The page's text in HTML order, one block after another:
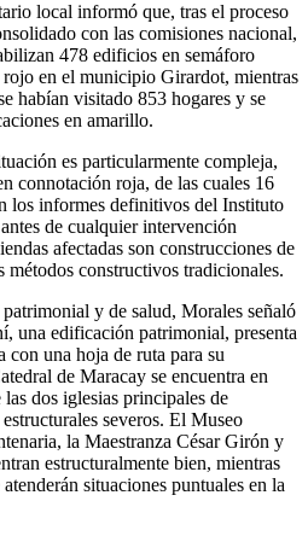
local informó que, tras el proceso
con las comisiones nacional,
478 edificios en semáforo
en el municipio Girardot, mientras
habían visitado 853 hogares y se
en amarillo.
es particularmente compleja,
connotación roja, de las cuales 16
los informes definitivos del Instituto
de cualquier intervención
afectadas son construcciones de
métodos constructivos tradicionales.
y de salud, Morales señaló
una edificación patrimonial, presenta
con una hoja de ruta para su
de Maracay se encuentra en
dos iglesias principales de
severos. El Museo
la Maestranza César Girón y
estructuralmente bien, mientras
situaciones puntuales en la